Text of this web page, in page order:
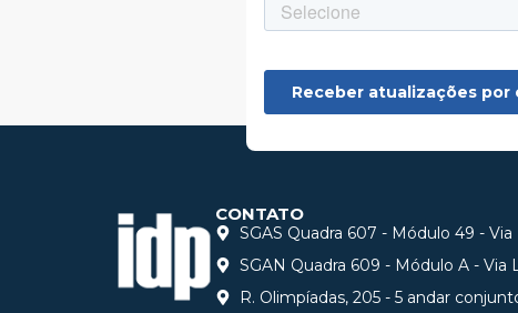
CONTATO
SGAS Quadra 607 - Módulo 49 -
SGAN Quadra 609 - Módulo A - Via
R. Olimpíadas, 205 - 5 andar